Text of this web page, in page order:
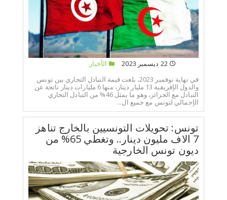
22 ديسمبر 2023
الأخبار
في نهاية نوفمبر 2023، بلغت قيمة التبادل التجاري بين تونس
والدول الإفريقية 13 مليار دينار، منها 6 مليارات دينار ناتجة عن
التبادل مع الجزائر، وهو ما يمثل 46% من التبادل التجاري
الإجمالي لتونس مع جميع ال...
تونس: تحويلات التونسيين بالخارج تناهز
7 الاف مليون دينار.. وتغطي 65% من
ديون تونس الخارجية